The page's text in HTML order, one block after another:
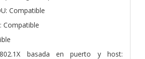
Compatible
Compatible
802.1X basada en puerto y host: